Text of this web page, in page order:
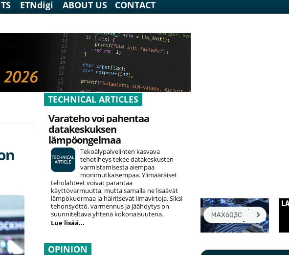
ETNdigi ABOUT US CONTACT
TECHNICAL ARTICLES
Varateho voi pahentaa
datakeskuksen
lämpöongelmaa
Tekoälypalvelinten kasvava
tehotiheys tekee datakeskusten
varmistamisesta aiempaa
monimutkaisempaa. Ylimääräiset
teholähteet voivat parantaa
käyttövarmuutta, mutta samalla ne lisäävät
lämpökuormaa ja häiritsevät ilmavirtoja. Siksi
tehonsyöttö, varmennus ja jäähdytys on
suunniteltava yhtenä kokonaisuutena.
Lue lisää...
OPINION